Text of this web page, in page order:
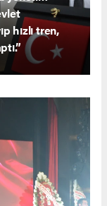
hızlı tren,